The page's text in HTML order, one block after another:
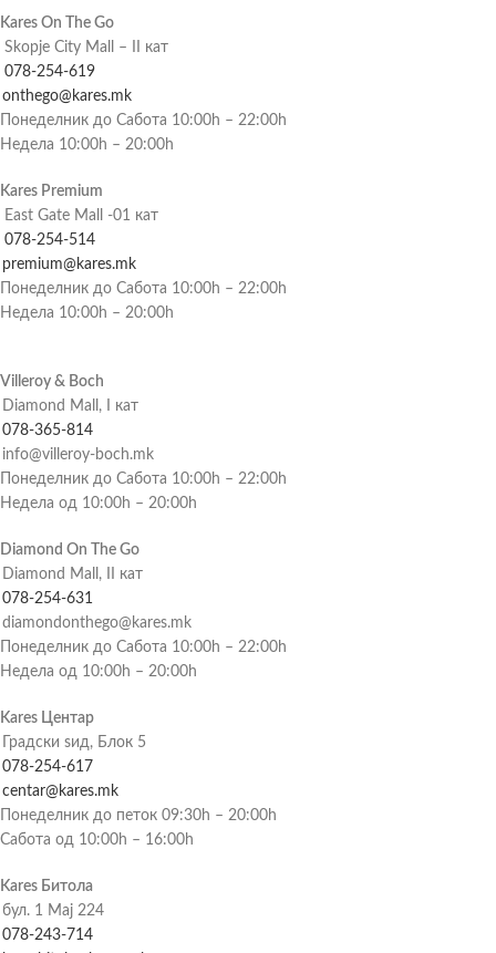
Kares On The Go
Skopje City Mall – II кат
078-254-619
onthego@kares.mk
Понеделник до Сабота 10:00h – 22:00h
Недела 10:00h – 20:00h
Kares Premium
East Gate Mall -01 кат
078-254-514
premium@kares.mk
Понеделник до Сабота 10:00h – 22:00h
Недела 10:00h – 20:00h
Villeroy & Boch
Diamond Mall, I кат
078-365-814
info@villeroy-boch.mk
Понеделник до Сабота 10:00h – 22:00h
Недела од 10:00h – 20:00h
Diamond On The Go
Diamond Mall, II кат
078-254-631
diamondonthego@kares.mk
Понеделник до Сабота 10:00h – 22:00h
Недела од 10:00h – 20:00h
Kares Центар
Градски ѕид, Блок 5
078-254-617
centar@kares.mk
Понеделник до петок 09:30h – 20:00h
Сабота од 10:00h – 16:00h
Kares Битола
бул. 1 Мај 224
078-243-714